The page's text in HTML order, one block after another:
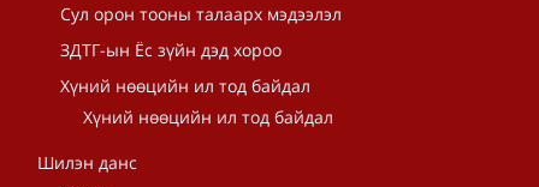
Сул орон тооны талаарх мэдээлэл
ЗДТГ-ын Ёс зүйн дэд хороо
Хүний нөөцийн ил тод байдал
Хүний нөөцийн ил тод байдал
Шилэн данс